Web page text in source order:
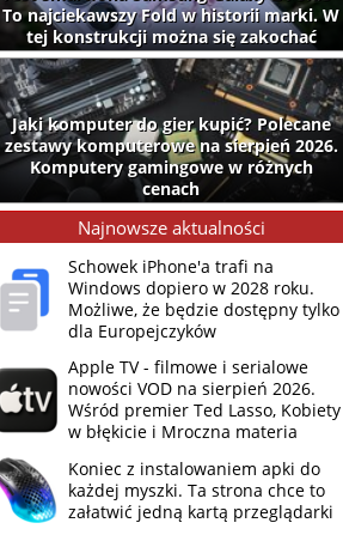
To najciekawszy Fold w historii marki. W
tej konstrukcji można się zakochać
Jaki komputer do gier kupić? Polecane
zestawy komputerowe na sierpień 2026.
Komputery gamingowe w różnych
cenach
Najnowsze aktualności
Schowek iPhone'a trafi na
Windows dopiero w 2028 roku.
Możliwe, że będzie dostępny tylko
dla Europejczyków
Apple TV - filmowe i serialowe
nowości VOD na sierpień 2026.
Wśród premier Ted Lasso, Kobiety
w błękicie i Mroczna materia
Koniec z instalowaniem apki do
każdej myszki. Ta strona chce to
załatwić jedną kartą przeglądarki